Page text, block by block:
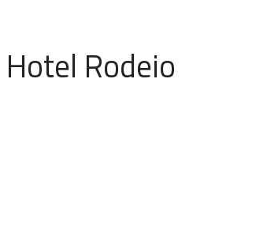
Hotel Rodeio